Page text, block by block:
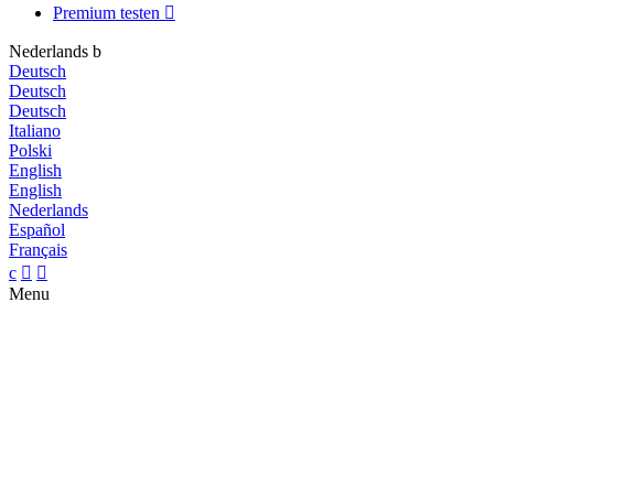
Premium testen 
Nederlands b
Deutsch
Deutsch
Deutsch
Italiano
Polski
English
English
Nederlands
Español
Français
c  
Menu